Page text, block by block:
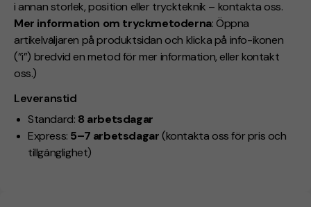
i annan storlek, position eller tryckteknik – kontakta oss.
Mer information om tryckmetoderna: Öppna
artikelväljaren på produktsidan och klicka på info-ikonen
(”i”) bredvid en metod för mer information, eller kontakt
oss.)
Leveranstid
Standard: 8 arbetsdagar
Express: 5–7 arbetsdagar(kontakta oss för pris och
tillgänglighet)